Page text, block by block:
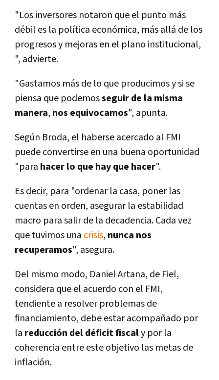
"Los inversores notaron que el punto más
débil es la polí­tica económica, más allá de los
progresos y mejoras en el plano institucional,
", advierte.
"Gastamos más de lo que producimos y si se
piensa que podemosseguir de la misma
manera, nos equivocamos", apunta.
Según Broda, el haberse acercado al FMI
puede convertirse en una buena oportunidad
"para hacer lo que hay que hacer".
Es decir, para "ordenar la casa, poner las
cuentas en orden, asegurar la estabilidad
macro para salir de la decadencia. Cada vez
que tuvimos una crisis, nunca nos
recuperamos", asegura.
Del mismo modo, Daniel Artana, de Fiel,
considera que el acuerdo con el FMI,
tendiente a resolver problemas de
financiamiento, debe estar acompañado por
la reducción del déficit fiscaly por la
coherencia entre este objetivo las metas de
inflación.